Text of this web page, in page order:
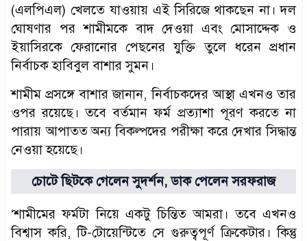
(এলপিএল) খেলতে যাওয়ায় এই সিরিজে থাকছেন না। দল
ঘোষণার পর শামীমকে বাদ দেওয়া এবং মোসাদ্দেক ও
ইয়াসিরকে ফেরানোর পেছনের যুক্তি তুলে ধরেন প্রধান
নির্বাচক হাবিবুল বাশার সুমন।
শামীম প্রসঙ্গে বাশার জানান, নির্বাচকদের আস্থা এখনও তার
ওপর রয়েছে। তবে বর্তমান ফর্ম প্রত্যাশা পূরণ করতে না
পারায় আপাতত অন্য বিকল্পদের পরীক্ষা করে দেখার সিদ্ধান্ত
নেওয়া হয়েছে।
চোটে ছিটকে গেলেন সুদর্শন, ডাক পেলেন সরফরাজ
‘শামীমের ফর্মটা নিয়ে একটু চিন্তিত আমরা। তবে এখনও
বিশ্বাস করি, টি-টোয়েন্টিতে সে গুরুত্বপূর্ণ ক্রিকেটার। কিন্তু